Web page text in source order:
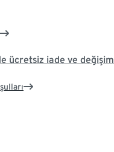
ücretsiz iade ve değişim